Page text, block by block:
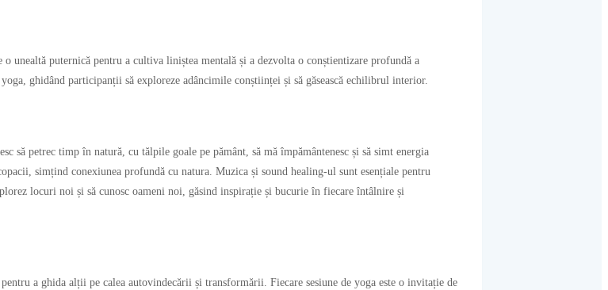
unealtă puternică pentru a cultiva liniștea mentală și a dezvolta o conștientizare profundă a
ghidând participanții să exploreze adâncimile conștiinței și să găsească echilibrul interior.
să petrec timp în natură, cu tălpile goale pe pământ, să mă împământenesc și să simt energia
simțind conexiunea profundă cu natura. Muzica și sound healing-ul sunt esențiale pentru
locuri noi și să cunosc oameni noi, găsind inspirație și bucurie în fiecare întâlnire și
a ghida alții pe calea autovindecării și transformării. Fiecare sesiune de yoga este o invitație de